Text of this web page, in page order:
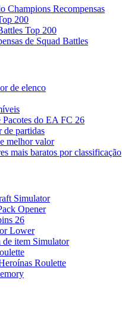
Champions Recompensas
200
Top 200
de Squad Battles
de elenco
Pacotes do EA FC 26
de partidas
melhor valor
mais baratos por classificação
Simulator
Opener
26
Lower
de item Simulator
Roulette